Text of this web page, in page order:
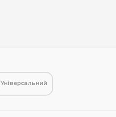
Універсальний